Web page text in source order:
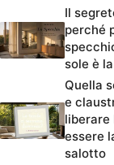
Il
perché
sole è
Quella
e
liberare
essere
salotto